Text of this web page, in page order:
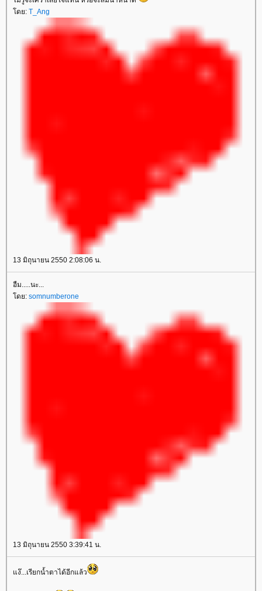
ดย: T_Ang
13 มิถุนายน 2550 2:08:06 น.
อืม.....นะ...
ดย: somnumberone
13 มิถุนายน 2550 3:39:41 น.
ง๊...เรียกน้ำตาได้อีกแล้ว